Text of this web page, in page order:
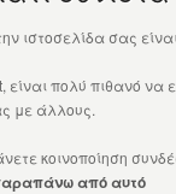
ιστοσελίδα σας
πολύ πιθανό
με άλλους.
κοινοποίηση
από αυτό